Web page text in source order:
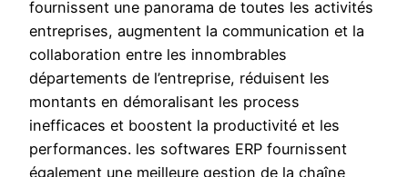
fournissent une panorama de toutes les activités
entreprises, augmentent la communication et la
collaboration entre les innombrables
départements de l’entreprise, réduisent les
montants en démoralisant les process
inefficaces et boostent la productivité et les
performances. les softwares ERP fournissent
également une meilleure gestion de la chaîne